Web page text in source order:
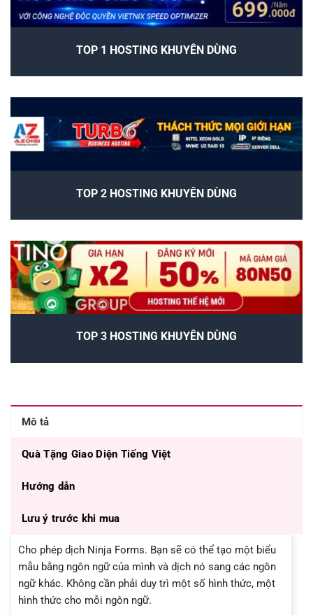
TOP 1 HOSTING KHUYÊN DÙNG
TOP 2 HOSTING KHUYÊN DÙNG
TOP 3 HOSTING KHUYÊN DÙNG
Mô tả
Quà Tặng Giao Diện Tiếng Việt
Hướng dẫn
Lưu ý trước khi mua
Cho phép dịch Ninja Forms. Bạn sẽ có thể tạo một biểu
mẫu bằng ngôn ngữ của mình và dịch nó sang các ngôn
ngữ khác. Không cần phải duy trì một số hình thức, một
hình thức cho mỗi ngôn ngữ.